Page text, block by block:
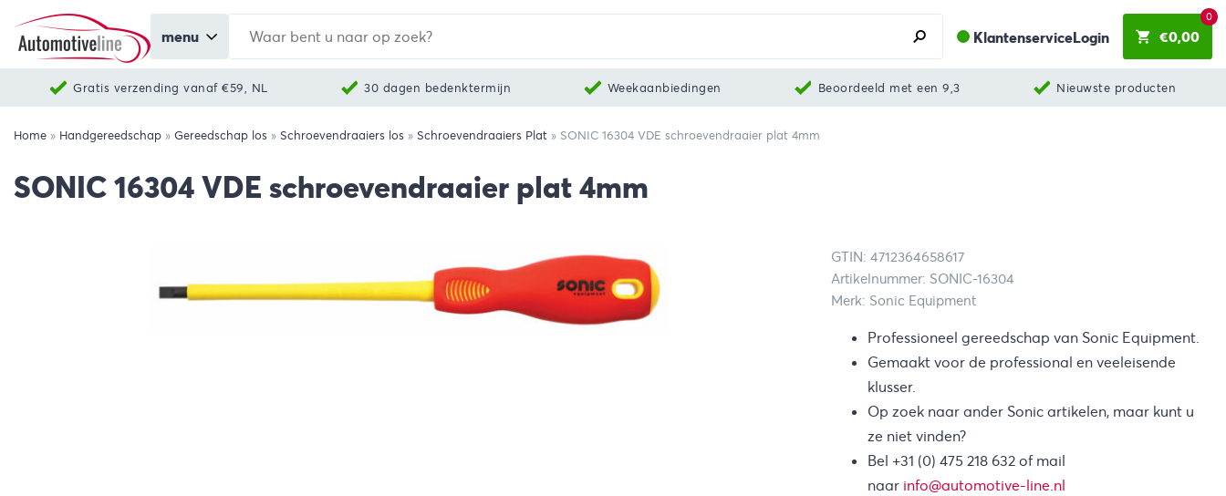
menu KlantenserviceLogin €0,00
0
Gratis verzending vanaf €59, NL 30 dagen bedenktermijn Weekaanbiedingen Beoordeeld met een 9,3 Nieuwste producten
Home » Handgereedschap » Gereedschap los » Schroevendraaiers los » Schroevendraaiers Plat » SONIC 16304 VDE schroevendraaier plat 4mm
SONIC 16304 VDE schroevendraaier plat 4mm
GTIN: 4712364658617
Artikelnummer: SONIC-16304
Merk: Sonic Equipment
Professioneel gereedschap van Sonic Equipment.
Gemaakt voor de professional en veeleisende
klusser.
Op zoek naar ander Sonic artikelen, maar kunt u
ze niet vinden?
Bel +31 (0) 475 218 632 of mail
naar info@automotive-line.nl